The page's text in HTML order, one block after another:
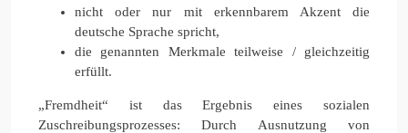
nicht oder nur mit erkennbarem Akzent die
deutsche Sprache spricht,
die genannten Merkmale teilweise / gleichzeitig
erfüllt.
„Fremdheit“ ist das Ergebnis eines sozialen
Zuschreibungsprozesses: Durch Ausnutzung von